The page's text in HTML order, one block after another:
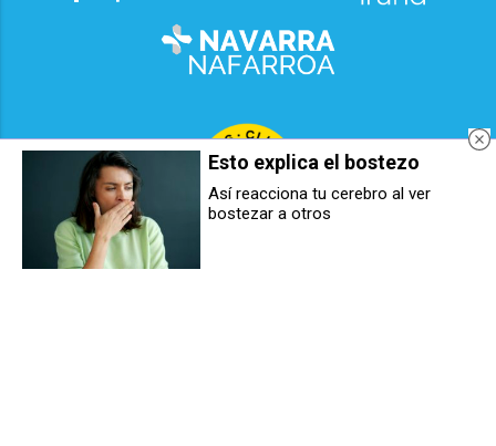
Esto explica el bostezo
Así reacciona tu cerebro al ver
bostezar a otros